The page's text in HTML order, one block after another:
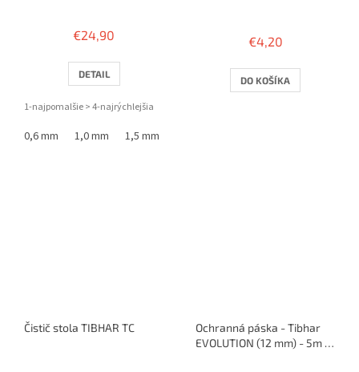
€24,90
DETAIL
1-najpomalšie > 4-najrýchlejšia
0,6 mm 1,0 mm 1,5 mm
produktu
5,0
z
€4,20
DO KOŠÍKA
Čistič stola TIBHAR TC
Ochranná páska - Tibhar
EVOLUTION (12 mm) - 5m /